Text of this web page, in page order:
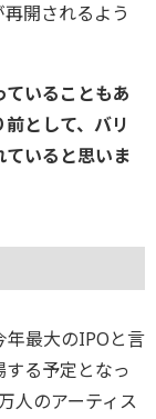
開されるよう
いることもあ
として、バリ
いると思いま
年最大のIPOと言
る予定となっ
人のアーティス